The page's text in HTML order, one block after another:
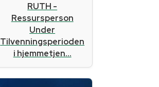
RUTH -
Ressursperson
Under
Tilvenningsperioden
i hjemmetjen...